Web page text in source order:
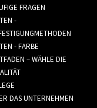
FRAGEN
-
- FARBE
– WÄHLE DIE
DAS UNTERNEHMEN